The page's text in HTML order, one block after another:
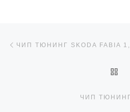
ЧИП ТЮНИНГ SKODA FABIA
ЧИП ТЮНИНГ